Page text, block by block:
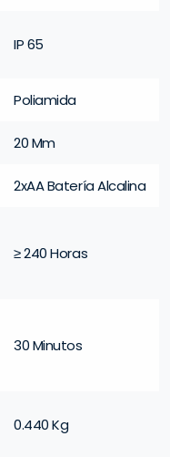
IP 65
Poliamida
20 Mm
2xAA Batería Alcalina
≥ 240 Horas
30 Minutos
0.440 Kg